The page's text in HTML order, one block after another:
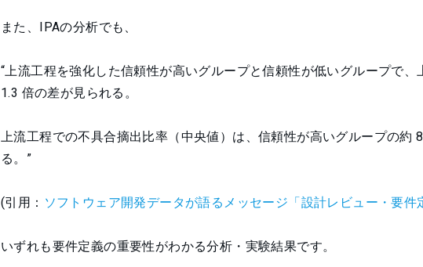
また、IPAの分析でも、
“上流工程を強化した信頼性が高いグループと信頼性が低いグループで
1.3 倍の差が見られる。
上流工程での不具合摘出比率（中央値）は、信頼性が高いグループの約
る。”
(引用： ソフトウェア開発データが語るメッセージ「設計レビュー・要件
いずれも要件定義の重要性がわかる分析・実験結果です。